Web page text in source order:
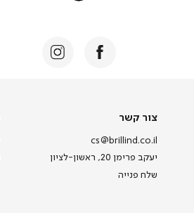
צור
צור קשר
cs@brillind.co.il
יעקב פרימן 20, ראשון-לציון
שלח פנייה